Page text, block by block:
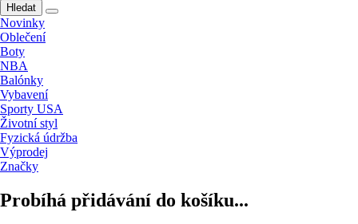
Hledat
Novinky
Oblečení
Boty
NBA
Balónky
Vybavení
Sporty USA
Životní styl
Fyzická údržba
Výprodej
Značky
Probíhá přidávání do košíku...